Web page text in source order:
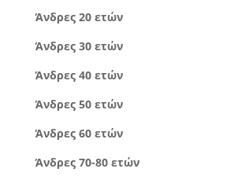
Άνδρες 20 ετών
Άνδρες 30 ετών
Άνδρες 40 ετών
Άνδρες 50 ετών
Άνδρες 60 ετών
Άνδρες 70-80 ετών